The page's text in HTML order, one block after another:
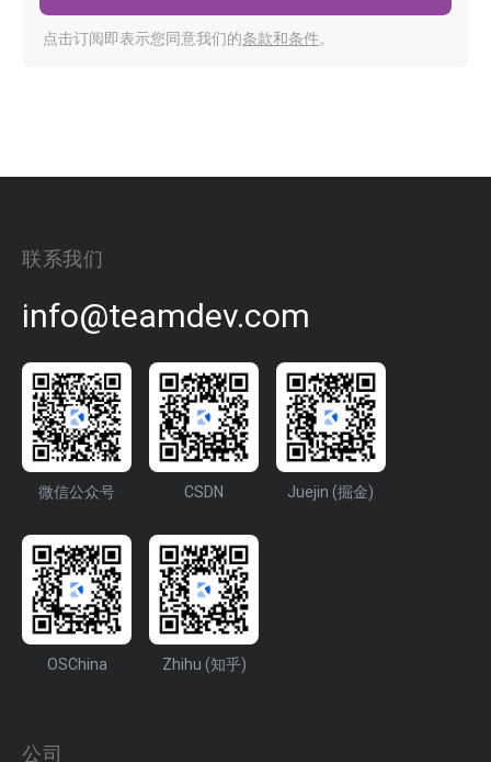
点击订阅即表示您同意我们的条款和条件。
联系我们
info@teamdev.com
微信公众号 CSDN Juejin (掘金)
OSChina Zhihu (知乎)
公司